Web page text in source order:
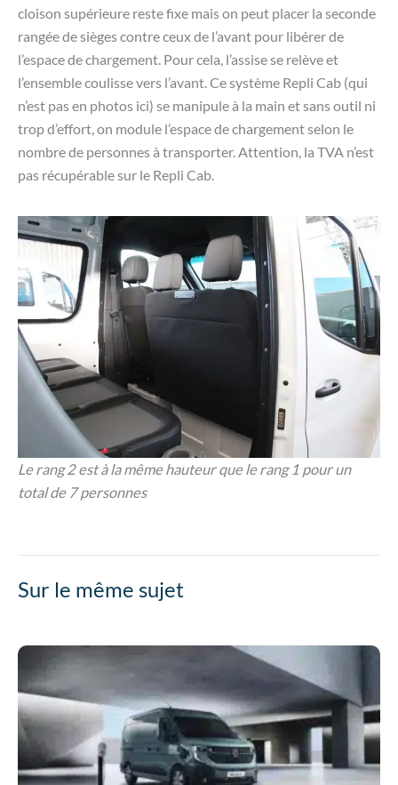
cloison supérieure reste fixe mais on peut placer la seconde
rangée de sièges contre ceux de l’avant pour libérer de
l’espace de chargement. Pour cela, l’assise se relève et
l’ensemble coulisse vers l’avant. Ce système Repli Cab (qui
n’est pas en photos ici) se manipule à la main et sans outil ni
trop d’effort, on module l’espace de chargement selon le
nombre de personnes à transporter. Attention, la TVA n’est
pas récupérable sur le Repli Cab.
Le rang 2 est à la même hauteur que le rang 1 pour un
total de 7 personnes
Sur le même sujet